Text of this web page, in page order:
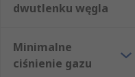
dwutlenku węgla
Minimalne
ciśnienie gazu